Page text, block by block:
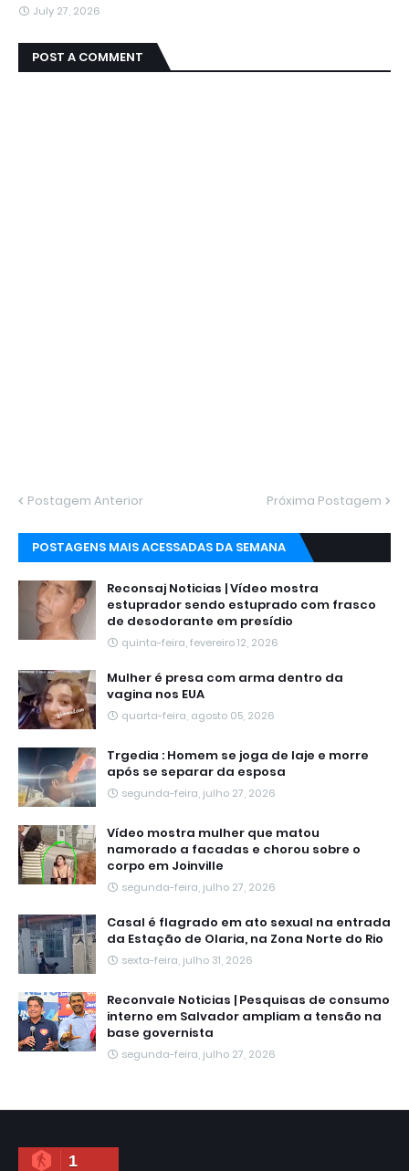
July 27, 2026
POST A COMMENT
Postagem Anterior Próxima Postagem
POSTAGENS MAIS ACESSADAS DA SEMANA
Reconsaj Noticias | Vídeo mostra
estuprador sendo estuprado com frasco
de desodorante em presídio
quinta-feira, fevereiro 12, 2026
Mulher é presa com arma dentro da
vagina nos EUA
quarta-feira, agosto 05, 2026
Trgedia : Homem se joga de laje e morre
após se separar da esposa
segunda-feira, julho 27, 2026
Vídeo mostra mulher que matou
namorado a facadas e chorou sobre o
corpo em Joinville
segunda-feira, julho 27, 2026
Casal é flagrado em ato sexual na entrada
da Estação de Olaria, na Zona Norte do Rio
sexta-feira, julho 31, 2026
Reconvale Noticias | Pesquisas de consumo
interno em Salvador ampliam a tensão na
base governista
segunda-feira, julho 27, 2026
1